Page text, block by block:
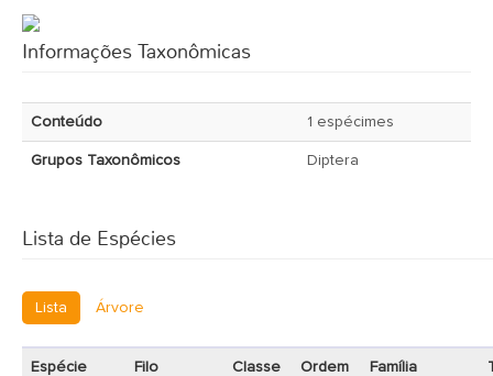
Informações Taxonômicas
Conteúdo 1 espécimes
Grupos Taxonômicos Diptera
Lista de Espécies
Lista Árvore
Espécie Filo Classe Ordem Família